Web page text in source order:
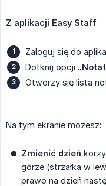
Z aplikacji Easy Staff
Zaloguj się do
Dotknij opcji
Otworzy się lista
Na tym ekranie możesz:
Zmienić dzień
górze (strzałka w
prawo na dzień